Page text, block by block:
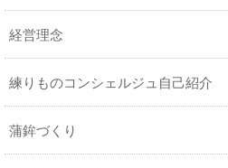
経営理念
練りものコンシェルジュ自己紹介
蒲鉾づくり